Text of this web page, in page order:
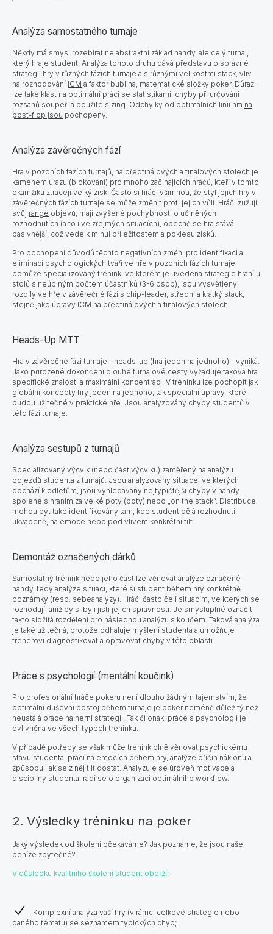
Analýza samostatného turnaje
Někdy má smysl rozebírat ne abstraktní základ handy, ale celý turnaj,
který hraje student. Analýza tohoto druhu dává představu o správné
strategii hry v různých fázích turnaje a s různými velikostmi stack, vliv
na rozhodování ICM a faktor bublina, matematické složky poker. Důraz
lze také klást na optimální práci se statistikami, chyby při určování
rozsahů soupeři a použité sizing. Odchylky od optimálních linií hra na
post-flop jsou pochopeny.
Analýza závěrečných fází
Hra v pozdních fázích turnajů, na předfinálových a finálových stolech je
kamenem úrazu (blokování) pro mnoho začínajících hráčů, kteří v tomto
okamžiku ztrácejí velký zisk. Často si hráči všimnou, že styl jejich hry v
závěrečných fázích turnaje se může změnit proti jejich vůli. Hráči zužují
svůj range objevů, mají zvýšené pochybnosti o učiněných
rozhodnutích (a to i ve zřejmých situacích), obecně se hra stává
pasivnější, což vede k minul příležitostem a poklesu zisků.
Pro pochopení důvodů těchto negativních změn, pro identifikaci a
eliminaci psychologických tváří ve hře v pozdních fázích turnaje
pomůže specializovaný trénink, ve kterém je uvedena strategie hraní u
stolů s neúplným počtem účastníků (3-6 osob), jsou vysvětleny
rozdíly ve hře v závěrečné fázi s chip-leader, střední a krátký stack,
stejně jako úpravy ICM na předfinálových a finálových stolech.
Heads-Up MTT
Hra v závěrečné fázi turnaje - heads-up (hra jeden na jednoho) - vyniká.
Jako přirozené dokončení dlouhé turnajové cesty vyžaduje taková hra
specifické znalosti a maximální koncentraci. V tréninku lze pochopit jak
globální koncepty hry jeden na jednoho, tak speciální úpravy, které
budou užitečné v praktické hře. Jsou analyzovány chyby studentů v
této fázi turnaje.
Analýza sestupů z turnajů
Specializovaný výcvik (nebo část výcviku) zaměřený na analýzu
odjezdů studenta z turnajů. Jsou analyzovány situace, ve kterých
dochází k odletům, jsou vyhledávány nejtypičtější chyby v handy
spojené s hraním za velké poty (poty) nebo „on the stack“. Distribuce
mohou být také identifikovány tam, kde student dělá rozhodnutí
ukvapeně, na emoce nebo pod vlivem konkrétní tilt.
Demontáž označených dárků
Samostatný trénink nebo jeho část lze věnovat analýze označené
handy, tedy analýze situací, které si student během hry konkrétně
poznámky (resp. sebeanalýzy). Hráči často čelí situacím, ve kterých se
rozhodují, aniž by si byli jisti jejich správností. Je smysluplné označit
takto složitá rozdělení pro následnou analýzu s koučem. Taková analýza
je také užitečná, protože odhaluje myšlení studenta a umožňuje
trenérovi diagnostikovat a opravovat chyby v této oblasti.
Práce s psychologií (mentální koučink)
Pro profesionální hráče pokeru není dlouho žádným tajemstvím, že
optimální duševní postoj během turnaje je poker neméně důležitý než
neustálá práce na herní strategii. Tak či onak, práce s psychologií je
ovlivněna ve všech typech tréninku.
V případě potřeby se však může trénink plně věnovat psychickému
stavu studenta, práci na emocích během hry, analýze příčin náklonu a
způsobu, jak se z něj tilt dostat. Analyzuje se úroveň motivace a
disciplíny studenta, radí se o organizaci optimálního workflow.
2. Výsledky tréninku na poker
Jaký výsledek od školení očekáváme? Jak poznáme, že jsou naše
peníze zbytečné?
V důsledku kvalitního školení student obdrží:
Komplexní analýza vaší hry (v rámci celkové strategie nebo
daného tématu) se seznamem typických chyb;